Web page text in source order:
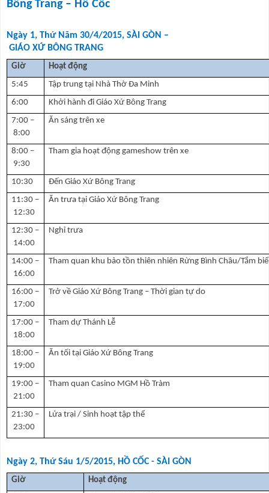
Bông Trang – Hồ Cốc
Ngày 1, Thứ Năm 30/4/2015, SÀI GÒN –
GIÁO XỨ BÔNG TRANG
Giờ
Hoạt động
5:45
Tập trung tại Nhà Thờ Đa Minh
6:00
Khởi hành đi Giáo Xứ Bông Trang
7:00 –
8:00
Ăn sáng trên xe
8:00 –
9:30
Tham gia hoạt động gameshow trên xe
10:30
Đến Giáo Xứ Bông Trang
11:30 –
12:30
Ăn trưa tại Giáo Xứ Bông Trang
12:30 –
14:00
Nghỉ trưa
14:00 –
16:00
Tham quan khu bảo tồn thiên nhiên Rừng Bình Châu/Tắm
16:00 –
17:00
Trở về Giáo Xứ Bông Trang – Thời gian tự do
17:00 –
18:00
Tham dự Thánh Lễ
18:00 –
19:00
Ăn tối tại Giáo Xứ Bông Trang
19:00 –
21:00
Tham quan Casino MGM Hồ Tràm
21:30 –
23:00
Lửa trại / Sinh hoạt tập thể
Ngày 2, Thứ Sáu 1/5/2015, HỒ CỐC - SÀI GÒN
Giờ
Hoạt động